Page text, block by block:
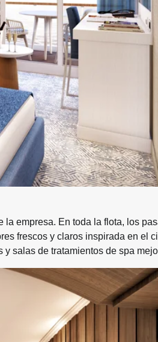
empresa. En toda la flota, los
frescos y claros inspirada en el
salas de tratamientos de spa